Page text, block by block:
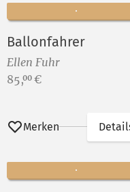
Ballonfahrer
Ellen Fuhr
Preis:
85,00 €
Merken